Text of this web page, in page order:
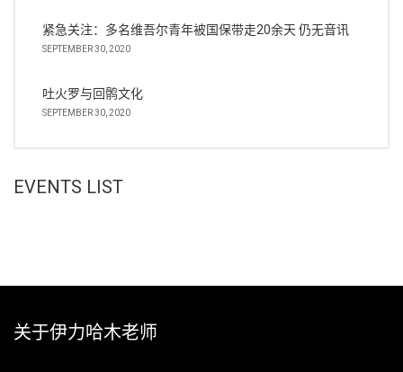
紧急关注：多名维吾尔青年被国保带走20余天 仍无音讯
SEPTEMBER 30, 2020
吐火罗与回鹘文化
SEPTEMBER 30, 2020
EVENTS LIST
关于伊力哈木老师